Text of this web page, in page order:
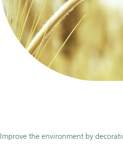
Improve the environment by